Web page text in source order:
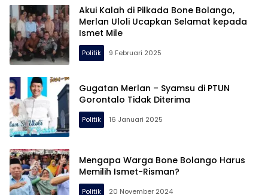
Akui Kalah di Pilkada Bone Bolango,
Merlan Uloli Ucapkan Selamat kepada
Ismet Mile
Politik 9 Februari 2025
Gugatan Merlan – Syamsu di PTUN
Gorontalo Tidak Diterima
Politik 16 Januari 2025
Mengapa Warga Bone Bolango Harus
Memilih Ismet-Risman?
Politik 20 November 2024